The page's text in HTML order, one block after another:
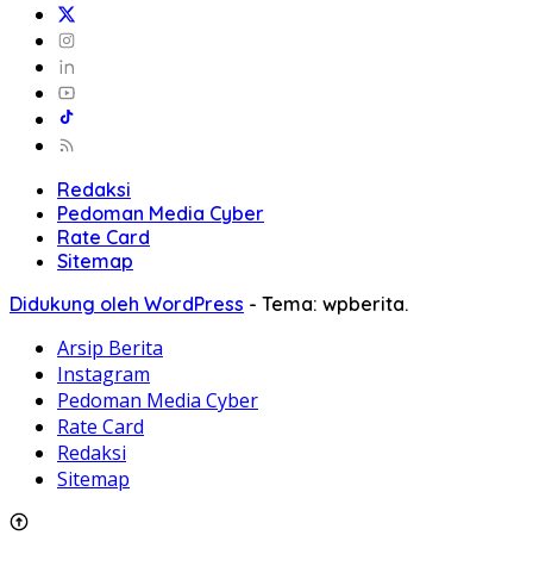
Redaksi
Pedoman Media Cyber
Rate Card
Sitemap
Didukung oleh WordPress - Tema: wpberita.
Arsip Berita
Instagram
Pedoman Media Cyber
Rate Card
Redaksi
Sitemap